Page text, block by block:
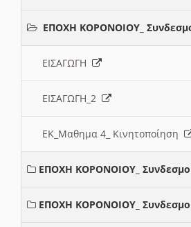
ΕΠΟΧΗ ΚΟΡΟΝΟΙΟΥ_
ΕΙΣΑΓΩΓΗ
ΕΙΣΑΓΩΓΗ_2
ΕΚ_Μαθημα 4_ Κινητοποίηση
ΕΠΟΧΗ ΚΟΡΟΝΟΙΟΥ_
ΕΠΟΧΗ ΚΟΡΟΝΟΙΟΥ_